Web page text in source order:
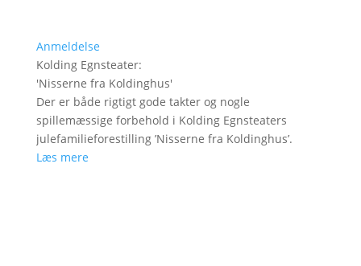
Anmeldelse
Kolding Egnsteater:
'Nisserne fra Koldinghus'
Der er både rigtigt gode takter og nogle
spillemæssige forbehold i Kolding Egnsteaters
julefamilieforestilling ’Nisserne fra Koldinghus’.
Læs mere